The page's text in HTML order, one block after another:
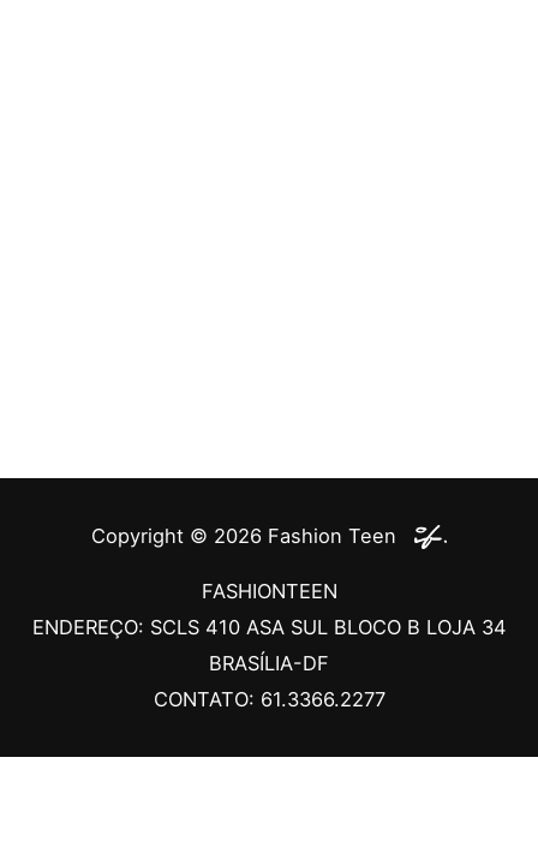
Copyright © 2026 Fashion Teen
FASHIONTEEN
ENDEREÇO: SCLS 410 ASA SUL BLOCO B LOJA 34
BRASÍLIA-DF
CONTATO: 61.3366.2277